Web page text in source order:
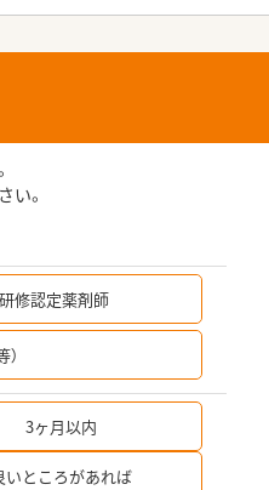
い。
研修認定薬剤師
3ヶ月以内
いところがあれば